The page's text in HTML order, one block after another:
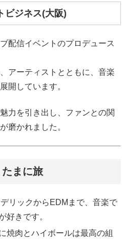
ビジネス(大阪)
配信イベントのプロデュース
アーティストとともに、音楽
開しています。
力を引き出し、ファンとの関
磨かれました。
たまに旅
リックからEDMまで、音楽で
好きです。
焼肉とハイボールは最高の組